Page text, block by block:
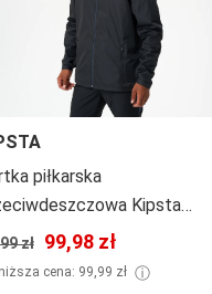
piłkarska
Kipsta
Club
zł 99,98 zł
cena: 99,99 zł ⓘ